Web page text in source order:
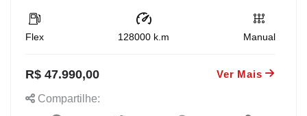
Flex 128000 k.m Manual
R$ 47.990,00 Ver Mais
Compartilhe: